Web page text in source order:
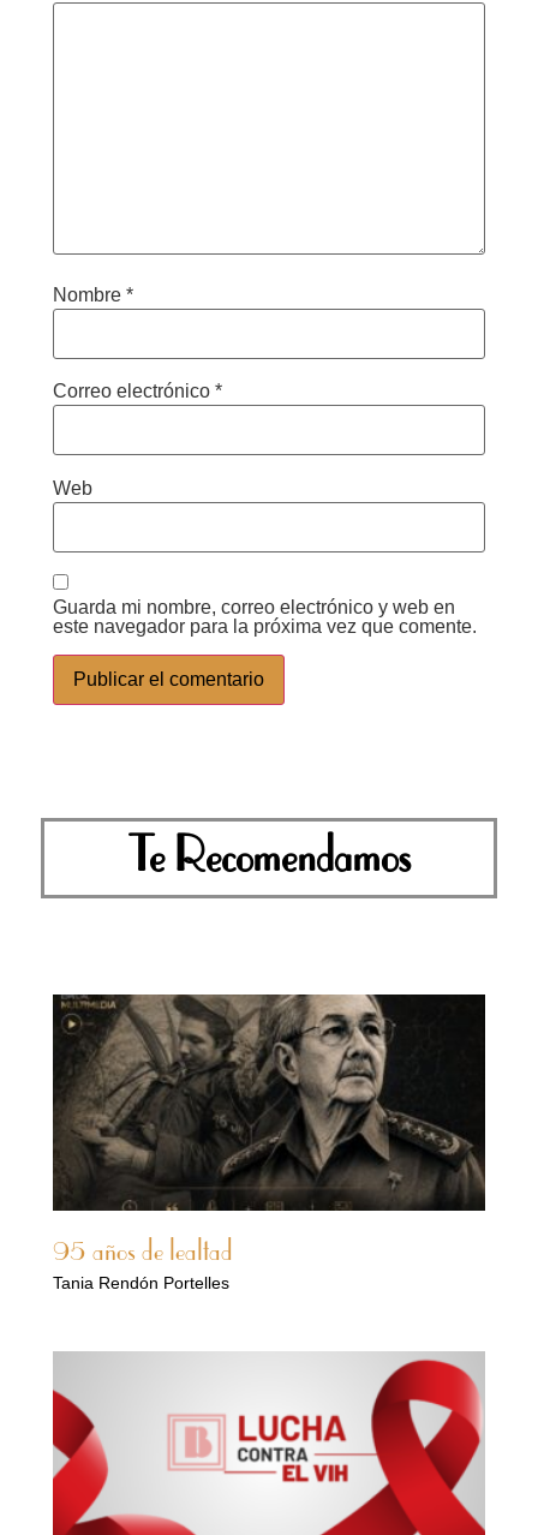
Nombre *
Correo electrónico *
Web
Guarda mi nombre, correo electrónico y web en
este navegador para la próxima vez que comente.
Te Recomendamos
95 años de lealtad
Tania Rendón Portelles